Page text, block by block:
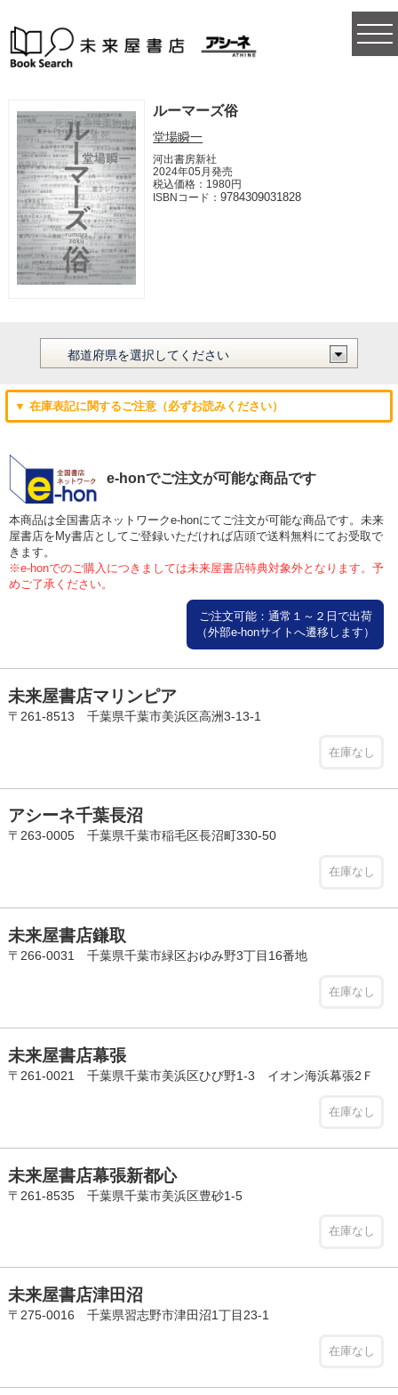
ルーマーズ俗
堂場瞬一
河出書房新社
2024年05月発売
税込価格：1980円
ISBNコード：9784309031828
▼ 在庫表記に関するご注意（必ずお読みください）
e-honでご注文が可能な商品です
本商品は全国書店ネットワークe-honにてご注文が可能な商品です。未来
屋書店をMy書店としてご登録いただければ店頭で送料無料にてお受取で
きます。
※e-honでのご購入につきましては未来屋書店特典対象外となります。予
めご了承ください。
ご注文可能：通常１～２日で出荷
（外部e-honサイトへ遷移します）
未来屋書店マリンピア
〒261-8513 千葉県千葉市美浜区高洲3-13-1
在庫なし
アシーネ千葉長沼
〒263-0005 千葉県千葉市稲毛区長沼町330-50
在庫なし
未来屋書店鎌取
〒266-0031 千葉県千葉市緑区おゆみ野3丁目16番地
在庫なし
未来屋書店幕張
〒261-0021 千葉県千葉市美浜区ひび野1-3 イオン海浜幕張2Ｆ
在庫なし
未来屋書店幕張新都心
〒261-8535 千葉県千葉市美浜区豊砂1-5
在庫なし
未来屋書店津田沼
〒275-0016 千葉県習志野市津田沼1丁目23-1
在庫なし